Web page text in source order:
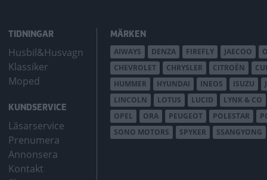
TIDNINGAR
Husbil&Husvagn
Klassiker
Moped
KUNDSERVICE
Läsarservice
Prenumera
Annonsera
Kontakt
MÄRKEN
AIWAYS DENZA FIREFLY JAECOO
CHEVROLET
CHRYSLER CITROËN
HUMMER
HYUNDAI INEOS ISUZU
LINCOLN
LOTUS LUCID LYNK & CO
OPEL
ORA PEUGEOT POLESTAR
SONO MOTORS
SPYKER SSANGYONG